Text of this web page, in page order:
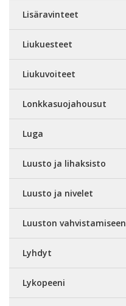
Lisäravinteet
Liukuesteet
Liukuvoiteet
Lonkkasuojahousut
Luga
Luusto ja lihaksisto
Luusto ja nivelet
Luuston vahvistamiseen
Lyhdyt
Lykopeeni